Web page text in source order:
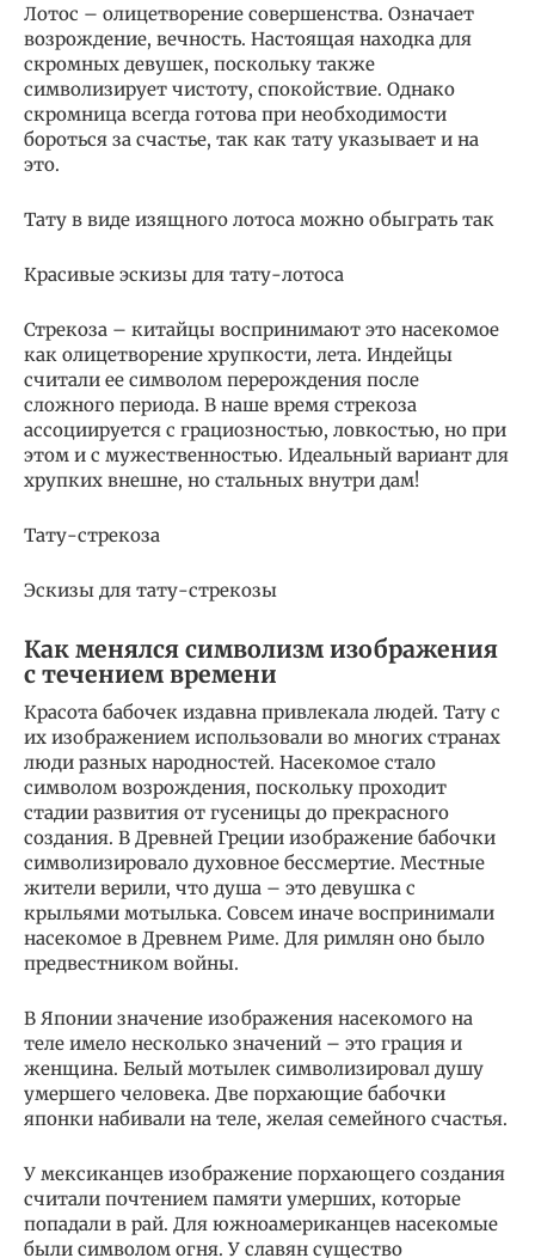
Лотос – олицетворение совершенства. Означает
возрождение, вечность. Настоящая находка для
скромных девушек, поскольку также
символизирует чистоту, спокойствие. Однако
скромница всегда готова при необходимости
бороться за счастье, так как тату указывает и на
это.
Тату в виде изящного лотоса можно обыграть так
Красивые эскизы для тату-лотоса
Стрекоза – китайцы воспринимают это насекомое
как олицетворение хрупкости, лета. Индейцы
считали ее символом перерождения после
сложного периода. В наше время стрекоза
ассоциируется с грациозностью, ловкостью, но при
этом и с мужественностью. Идеальный вариант для
хрупких внешне, но стальных внутри дам!
Тату-стрекоза
Эскизы для тату-стрекозы
Как менялся символизм изображения
с течением времени
Красота бабочек издавна привлекала людей. Тату с
их изображением использовали во многих странах
люди разных народностей. Насекомое стало
символом возрождения, поскольку проходит
стадии развития от гусеницы до прекрасного
создания. В Древней Греции изображение бабочки
символизировало духовное бессмертие. Местные
жители верили, что душа – это девушка с
крыльями мотылька. Совсем иначе воспринимали
насекомое в Древнем Риме. Для римлян оно было
предвестником войны.
В Японии значение изображения насекомого на
теле имело несколько значений – это грация и
женщина. Белый мотылек символизировал душу
умершего человека. Две порхающие бабочки
японки набивали на теле, желая семейного счастья.
У мексиканцев изображение порхающего создания
считали почтением памяти умерших, которые
попадали в рай. Для южноамериканцев насекомые
были символом огня. У славян существо